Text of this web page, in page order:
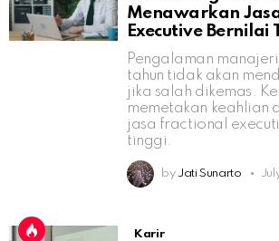
Menawarkan
Executive Bernilai
Pengalaman
tahun tidak akan
jika salah dikemas.
memetakan keahlian
jasa fractional
tinggi.
by Jati Sunarto
Karir